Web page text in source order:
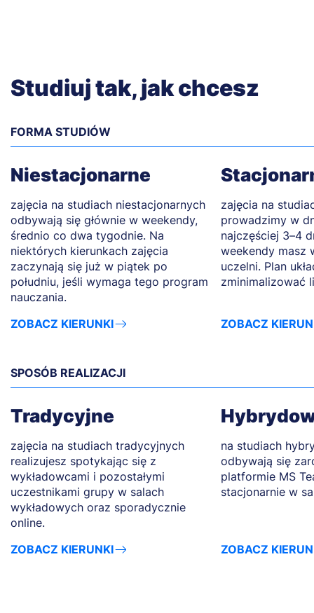
Studiuj tak, jak chcesz
FORMA STUDIÓW
Niestacjonarne
zajęcia na studiach niestacjonarnych
odbywają się głównie w weekendy,
średnio co dwa tygodnie. Na
niektórych kierunkach zajęcia
zaczynają się już w piątek po
południu, jeśli wymaga tego program
nauczania.
ZOBACZ KIERUNKI
zajęcia na
prowadzimy w
najczęściej 3–4
weekendy masz
uczelni. Plan
zminimalizować
ZOBACZ
SPOSÓB REALIZACJI
Tradycyjne
zajęcia na studiach tradycyjnych
realizujesz spotykając się z
wykładowcami i pozostałymi
uczestnikami grupy w salach
wykładowych oraz sporadycznie
online.
ZOBACZ KIERUNKI
na studiach
odbywają się
platformie MS
stacjonarnie w
ZOBACZ